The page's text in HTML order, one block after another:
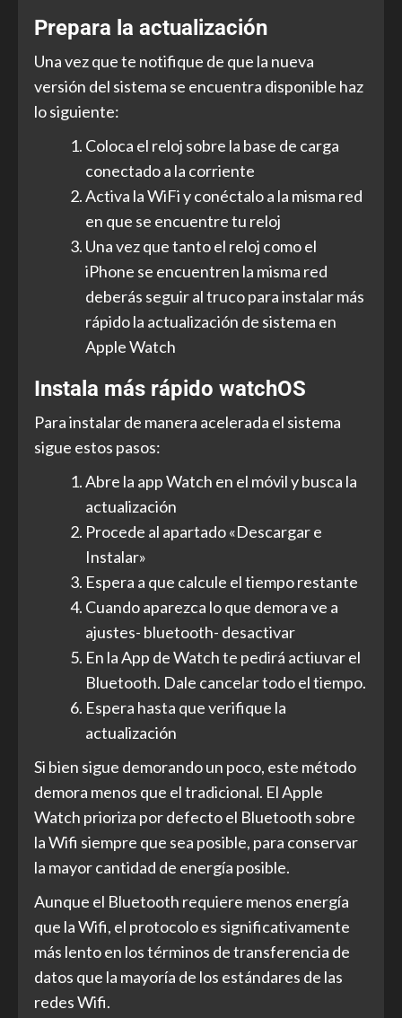
Prepara la actualización
Una vez que te notifique de que la nueva
versión del sistema se encuentra disponible haz
lo siguiente:
Coloca el reloj sobre la base de carga
conectado a la corriente
Activa la WiFi y conéctalo a la misma red
en que se encuentre tu reloj
Una vez que tanto el reloj como el
iPhone se encuentren la misma red
deberás seguir al truco para instalar más
rápido la actualización de sistema en
Apple Watch
Instala más rápido watchOS
Para instalar de manera acelerada el sistema
sigue estos pasos:
Abre la app Watch en el móvil y busca la
actualización
Procede al apartado «Descargar e
Instalar»
Espera a que calcule el tiempo restante
Cuando aparezca lo que demora ve a
ajustes- bluetooth- desactivar
En la App de Watch te pedirá actiuvar el
Bluetooth. Dale cancelar todo el tiempo.
Espera hasta que verifique la
actualización
Si bien sigue demorando un poco, este método
demora menos que el tradicional. El Apple
Watch prioriza por defecto el Bluetooth sobre
la Wifi siempre que sea posible, para conservar
la mayor cantidad de energía posible.
Aunque el Bluetooth requiere menos energía
que la Wifi, el protocolo es significativamente
más lento en los términos de transferencia de
datos que la mayoría de los estándares de las
redes Wifi.